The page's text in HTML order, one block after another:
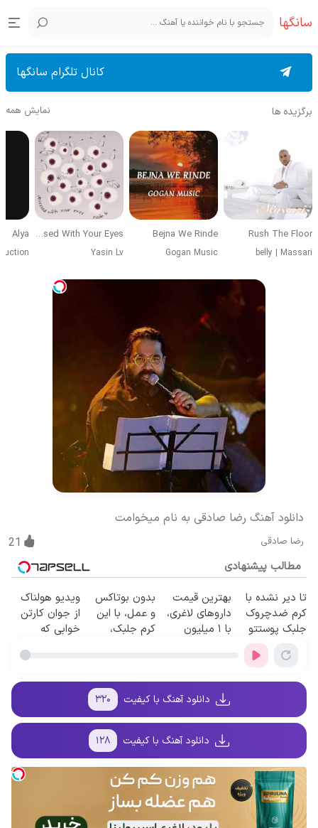
سانگها
کانال تلگرام سانگها
برگزیده ها نمایش همه
Rush The Floor
belly | Massari
Bejna We Rinde
Gogan Music
Obsessed With Your Eyes
Yasin Lv
Alya
دانلود آهنگ رضا صادقی به نام میخوامت
رضا صادقی 21
مطالب پیشنهادی
تا دیر نشده با
کرم ضدچروک
جلبک پوستتو
صاف و آینه ای
بهترین قیمت
داروهای لاغری،
با ۱ میلیون
بدون بوتاکس
و عمل، با این
کرم جلبک،
ویدیو هولناک
از جوان کارتن
خوابی که
آموزش رایگان
دانلود آهنگ با کیفیت ۳۲۰
دانلود آهنگ با کیفیت ۱۲۸